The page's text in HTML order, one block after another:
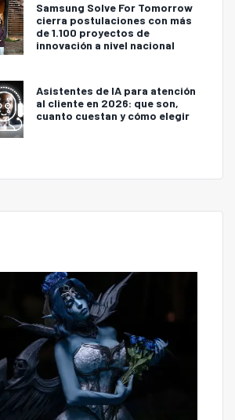
Samsung Solve For Tomorrow
cierra postulaciones con más
de 1.100 proyectos de
innovación a nivel nacional
Asistentes de IA para atención
al cliente en 2026: que son,
cuanto cuestan y cómo elegir